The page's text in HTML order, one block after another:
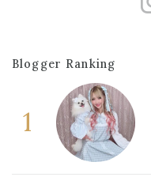
Blogger Ranking
1